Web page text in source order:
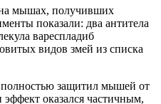
на мышах, получивших
показали: два антитела
вареспладиб
видов змей из списка
полностью защитил мышей от
оказался частичным,